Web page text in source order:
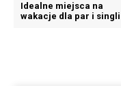
Idealne miejsca na
wakacje dla par i singli